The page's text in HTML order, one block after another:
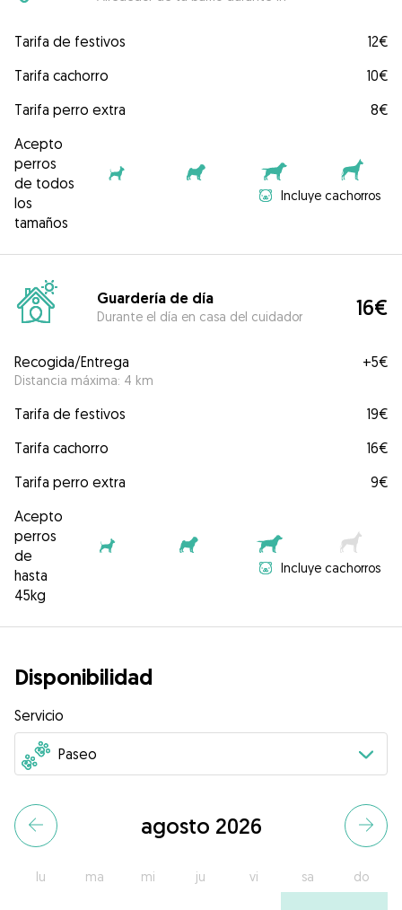
Tarifa de festivos
12€
Tarifa cachorro
10€
Tarifa perro extra
8€
Acepto
perros
de todos
los
tamaños
Incluye cachorros
Guardería de día
Durante el día en casa del cuidador 16€
Recogida/Entrega
Distancia máxima: 4 km
+5€
Tarifa de festivos
19€
Tarifa cachorro
16€
Tarifa perro extra
9€
Acepto
perros
de
hasta
45kg
Incluye cachorros
Disponibilidad
Servicio
agosto 2026
lu ma mi ju vi sa do